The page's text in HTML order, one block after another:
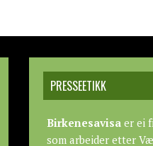
PRESSEETIKK
Birkenesavisa er ei
som arbeider etter